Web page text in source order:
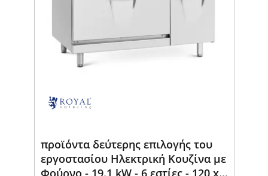
προϊόντα δεύτερης επιλογής του
εργοστασίου Ηλεκτρική Κουζίνα με
Φούρνο - 19.1 kW - 6 εστίες - 120 x